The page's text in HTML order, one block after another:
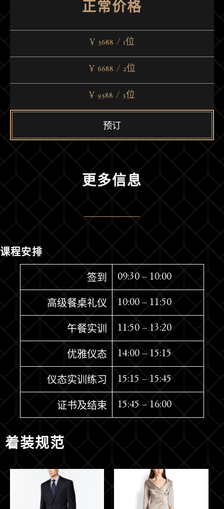
正常价格
¥ 3688 / 1位
¥ 6688 / 2位
¥ 9388 / 3位
预订
更多信息
课程安排
签到 09:30 – 10:00
高级餐桌礼仪 10:00 – 11:50
午餐实训 11:50 – 13:20
优雅仪态 14:00 – 15:15
仪态实训练习 15:15 – 15:45
证书及结束 15:45 – 16:00
着装规范